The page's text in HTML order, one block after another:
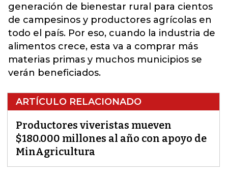
generación de bienestar rural para cientos
de campesinos y productores agrícolas en
todo el país. Por eso, cuando la industria de
alimentos crece, esta va a comprar más
materias primas y muchos municipios se
verán beneficiados.
ARTÍCULO RELACIONADO
Productores viveristas mueven
$180.000 millones al año con apoyo de
MinAgricultura